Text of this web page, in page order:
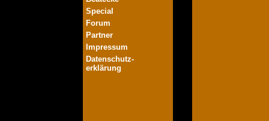
Special
Forum
Partner
Impressum
Datenschutz-
erklärung